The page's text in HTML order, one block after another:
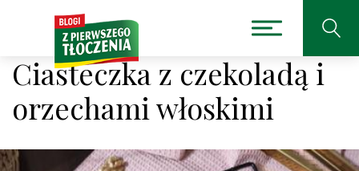
Ciasteczka z czekoladą i
orzechami włoskimi